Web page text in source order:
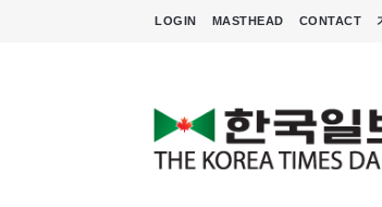
LOGIN MASTHEAD CONTACT